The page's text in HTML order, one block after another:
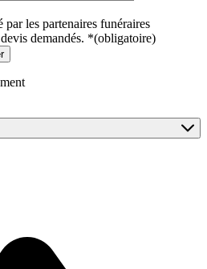
par les partenaires funéraires
demandés. *(obligatoire)